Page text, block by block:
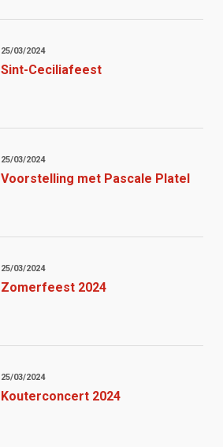
25/03/2024
Sint-Ceciliafeest
25/03/2024
Voorstelling met Pascale Platel
25/03/2024
Zomerfeest 2024
25/03/2024
Kouterconcert 2024